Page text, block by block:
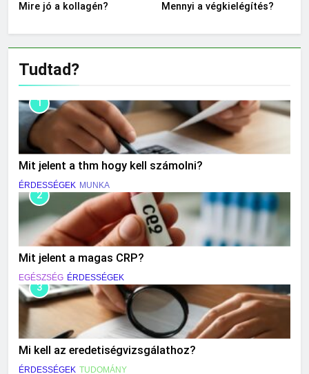
Mire jó a kollagén? Mennyi a végkielégítés?
Tudtad?
1
Mit jelent a thm hogy kell számolni?
ÉRDESSÉGEK MUNKA
2
Mit jelent a magas CRP?
EGÉSZSÉG ÉRDESSÉGEK
3
Mi kell az eredetiségvizsgálathoz?
ÉRDESSÉGEK TUDOMÁNY